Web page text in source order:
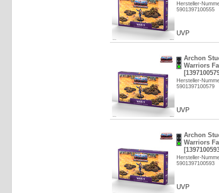
Hersteller-
5901397100555
UVP
Archon
Warriors
Hersteller-
5901397100579
UVP
Archon
Warriors
Hersteller-
5901397100593
UVP